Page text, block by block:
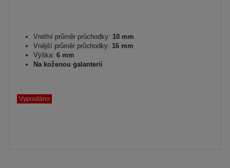
Vnitřní průměr průchodky: 10 mm
Vnější průměr průchodky: 16 mm
Výška: 6 mm
Na koženou galanterii
Vyprodáno